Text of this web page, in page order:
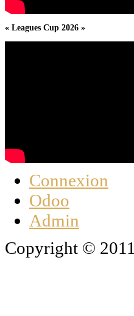
« Leagues Cup 2026 »
Connexion
Odoo
Admin
Copyright ©